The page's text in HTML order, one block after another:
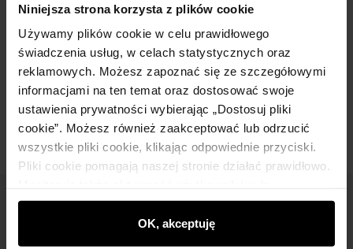
Niniejsza strona korzysta z plików cookie
Używamy plików cookie w celu prawidłowego
świadczenia usług, w celach statystycznych oraz
reklamowych. Możesz zapoznać się ze szczegółowymi
informacjami na ten temat oraz dostosować swoje
ustawienia prywatności wybierając „Dostosuj pliki
cookie”. Możesz również zaakceptować lub odrzucić
wszystkie pliki cookie, klikając odpowiednie przyciski.
Pliki cookie pomagają naszej stronie działać prawidłowo.
wyświetlać im dopasowane do ich preferencji treści,
rekomendacje oraz komunikaty reklamowe informujące o
najnowszych promocjach w e-sklepie. Informacje o tym,
OK, akceptuję
Skład
Opinie